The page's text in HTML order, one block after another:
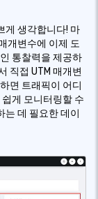
게 생각합니다! 마
개변수에 이제 도
통찰력을 제공하
직접 UTM 매개변
면 트래픽이 어디
게 모니터링할 수
는 데 필요한 데이